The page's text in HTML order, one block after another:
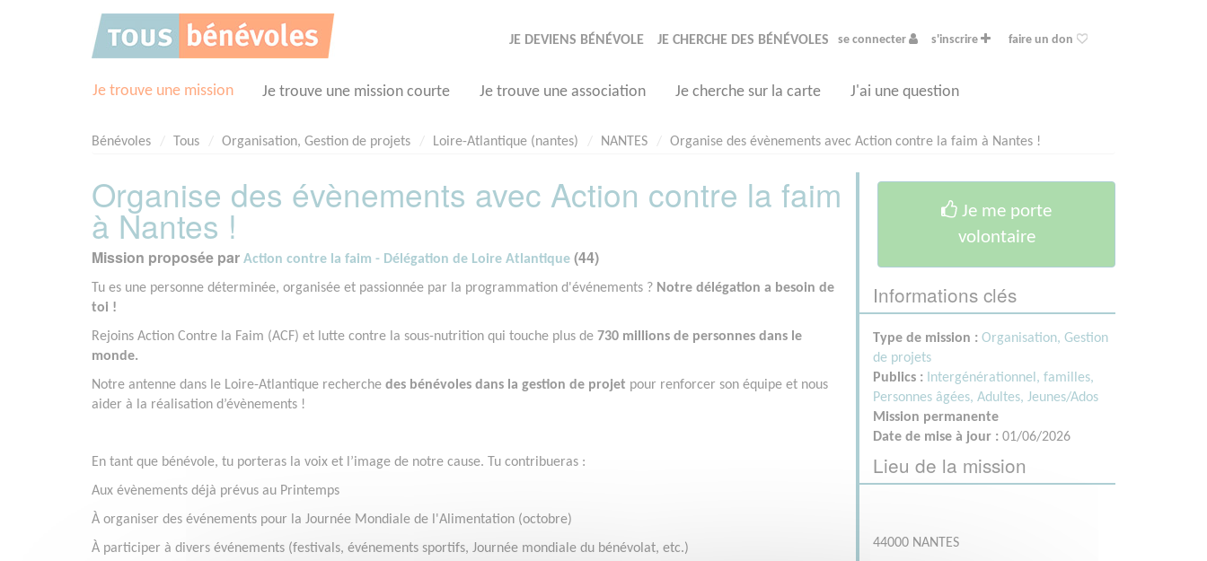
JE DEVIENS BÉNÉVOLE JE CHERCHE DES BÉNÉVOLES se connecter s'inscrire faire un don
Je trouve une mission Je trouve une mission courte Je trouve une association Je cherche sur la carte J'ai une question
Bénévoles Tous Organisation, Gestion de projets Loire-Atlantique (nantes) NANTES Organise des évènements avec Action contre la faim à Nantes !
Organise des évènements avec Action contre la faim
à Nantes !
Mission proposée par Action contre la faim - Délégation de Loire Atlantique (44)
Tu es une personne déterminée, organisée et passionnée par la programmation d'événements ? Notre délégation a besoin de
toi !
Rejoins Action Contre la Faim (ACF) et lutte contre la sous-nutrition qui touche plus de 730 millions de personnes dans le
monde.
Notre antenne dans le Loire-Atlantique recherche des bénévoles dans la gestion de projet pour renforcer son équipe et nous
aider à la réalisation d’évènements !
En tant que bénévole, tu porteras la voix et l’image de notre cause. Tu contribueras :
Aux évènements déjà prévus au Printemps
À organiser des événements pour la Journée Mondiale de l'Alimentation (octobre)
À participer à divers événements (festivals, événements sportifs, Journée mondiale du bénévolat, etc.)
Je me porte
volontaire
Informations clés
Type de mission : Organisation, Gestion
de projets
Publics : Intergénérationnel, familles,
Personnes âgées, Adultes, Jeunes/Ados
Mission permanente
Date de mise à jour : 01/06/2026
Lieu de la mission
44000 NANTES